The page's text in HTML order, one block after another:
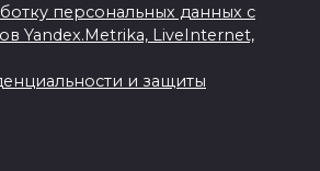
персональных данных с
Yandex.Metrika, LiveInternet,
и защиты